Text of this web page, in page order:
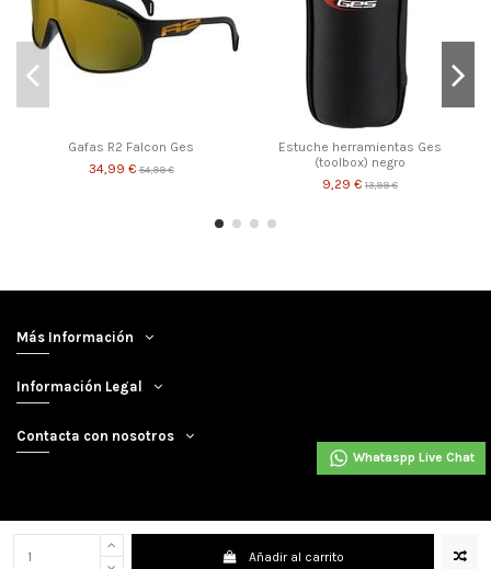
Añadir al carrito
Gafas R2 Falcon Ges
34,99 €54,99 €
Estuche herramientas Ges
(toolbox) negro
9,29 € 13,99 €
Más Información
Información Legal
Contacta con nosotros
Whataspp Live Chat